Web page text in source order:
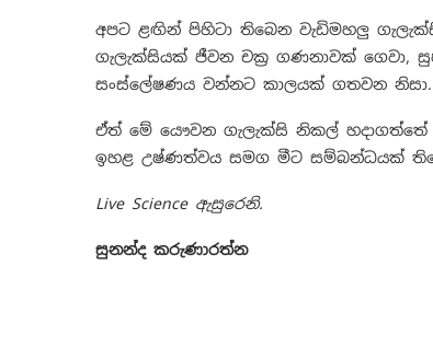
අපට ළඟින් පිහිටා තිබෙන වැඩිමහලු
ගැලැක්සියක් ජීවන චක්‍ර ගණනාවක් ගෙවා,
සංස්ලේෂණය වන්නට කාලයක් ගතවන නිසා.
ඒත් මේ යෞවන ගැලැක්සි නිකල්
ඉහළ උෂ්ණත්වය සමග මීට සම්බන්ධයක්
Live Science ඇසුරෙනි.
සුනන්ද කරුණාරත්න